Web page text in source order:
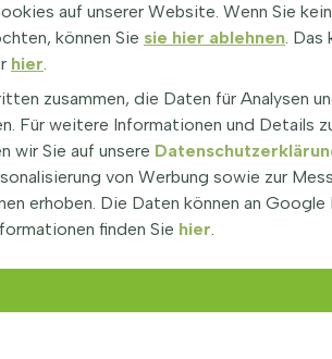
Cream' Staude
Margerite, ist eine beliebte Pflanze in
Wuchsform aus und erreicht eine
haben eine typische ovale Form. Die
was bedeutet, dass sie im Winter
gut für die Bepflanzung in Gruppen
superbum
auf unserer Website. Wenn Sie
können Sie sie hier ablehnen. Das
hier.
zusammen, die Daten für Analysen
Für weitere Informationen und Details
wir Sie auf unsere
von Werbung sowie zur
erhoben. Die Daten können an
finden Sie hier.